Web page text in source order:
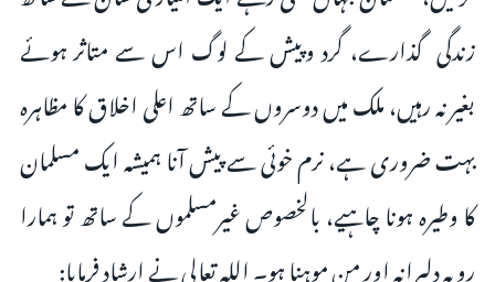
زندگی گذارے، گرد وپیش کے لوگ اس سے متاثر ہوئے
بغیر نہ رہیں، ملک میں دوسروں کے ساتھ اعلی اخلاق کا مظاہرہ
بہت ضروری ہے، نرم خوئی سے پیش آنا ہمیشہ ایک مسلمان
کا وطیرہ ہونا چاہیے، بالخصوص غیرمسلموں کے ساتھ تو ہمارا
رویہ دلبرانہ اور من موہنا ہو۔ اللہ تعالی نے ارشاد فرمایا: